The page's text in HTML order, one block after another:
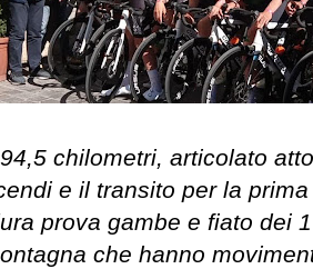
chilometri, articolato
e il transito per la
prova gambe e fiato dei
che hanno